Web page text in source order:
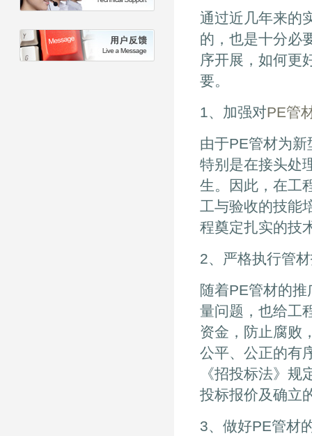
通过近几年来的
的，也是十分必
序开展，如何更
要。
1、加强对PE管
由于PE管材为
特别是在接头处
生。因此，在工
工与验收的技能
程奠定扎实的技
2、严格执行管
随着PE管材的
量问题，也给工
资金，防止腐败
公平、公正的有
《招投标法》
投标报价及确立
3、做好PE管材